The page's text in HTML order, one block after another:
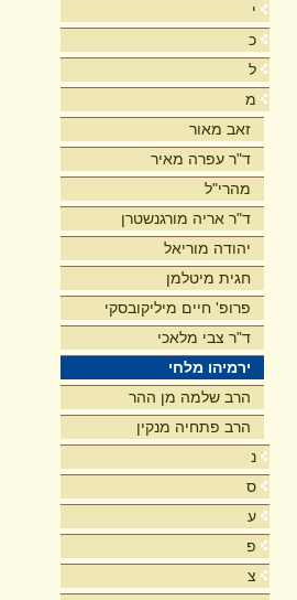
י
כ
ל
מ
זאב מאור
ד"ר עפרה מאיר
מהרי"ל
ד"ר אריה מורגנשטרן
יהודה מוריאל
חגית מיטלמן
פרופ' חיים מיליקובסקי
ד"ר צבי מלאכי
ירמיהו מלחי
הרב שלמה מן ההר
הרב פתחיה מנקין
נ
ס
ע
פ
צ